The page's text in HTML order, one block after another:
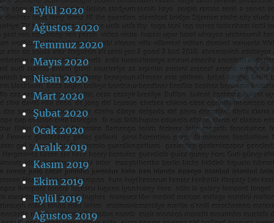
Eylül 2020
Ağustos 2020
Temmuz 2020
Mayıs 2020
Nisan 2020
Mart 2020
Şubat 2020
Ocak 2020
Aralık 2019
Kasım 2019
Ekim 2019
Eylül 2019
Ağustos 2019